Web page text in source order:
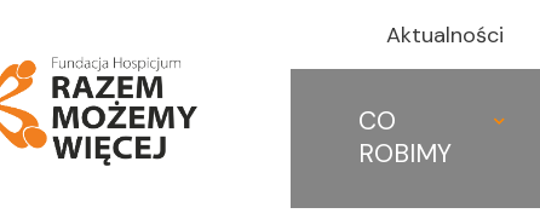
Aktualności
CO
ROBIMY